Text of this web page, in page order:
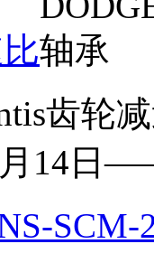
齿轮
14日
SCM-